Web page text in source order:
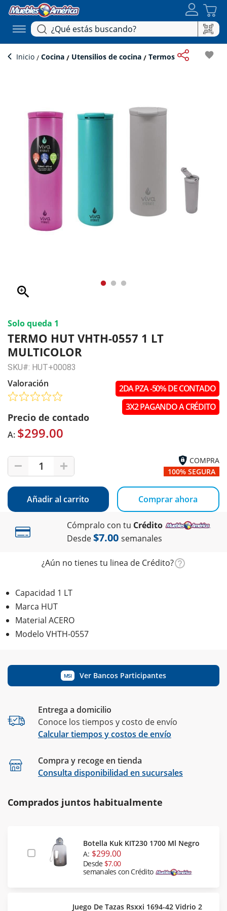
Inicio Cocina Utensilios de cocina Termos favorite
zoom_in
Solo queda 1
TERMO HUT VHTH-0557 1 LT
MULTICOLOR
SKU#: HUT+00083
Valoración
Precio de contado
A: $299.00
1
2DA PZA -50% DE CONTADO
3X2 PAGANDO A CRÉDITO
COMPRA
100% SEGURA
Añadir al carrito Comprar ahora
Cómpralo con tu Crédito
Desde$7.00 semanales
¿Aún no tienes tu linea de Crédito?
Capacidad 1 LT
Marca HUT
Material ACERO
Modelo VHTH-0557
MSI Ver Bancos Participantes
Entrega a domicilio
Conoce los tiempos y costo de envío
Calcular tiempos y costos de envío
Compra y recoge en tienda
Consulta disponibilidad en sucursales
Comprados juntos habitualmente
Botella Kuk KIT230 1700 Ml Negro
A: $299.00
Desde $7.00
semanales con Crédito
Juego De Tazas Rsxxi 1694-42 Vidrio 2